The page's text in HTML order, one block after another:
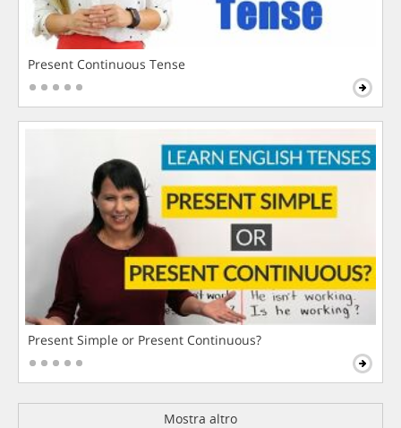
Present Continuous Tense
Present Simple or Present Continuous?
Mostra altro